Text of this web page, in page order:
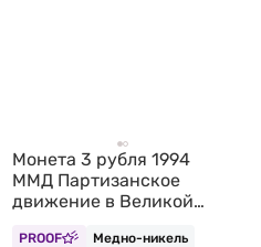
Монета 3 рубля 1994
ММД Партизанское
движение в Великой
PROOF Медно-никель